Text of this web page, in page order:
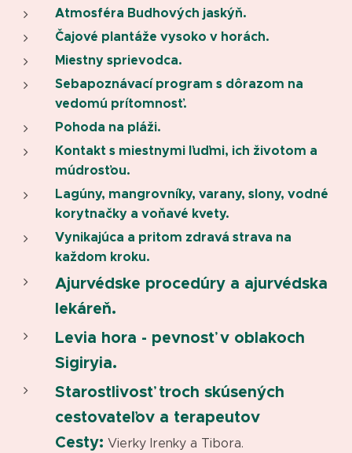
Atmosféra Budhových jaskýň.
Čajové plantáže vysoko v horách.
Miestny sprievodca.
Sebapoznávací program s dôrazom na
vedomú prítomnosť.
Pohoda na pláži.
Kontakt s miestnymi ľuďmi, ich životom a
múdrosťou.
Lagúny, mangrovníky, varany, slony, vodné
korytnačky a voňavé kvety.
Vynikajúca a pritom zdravá strava na
každom kroku.
Ajurvédske procedúry a ajurvédska
lekáreň.
Levia hora - pevnosť v oblakoch
Sigiryia.
Starostlivosť troch skúsených
cestovateľov a terapeutov
Cesty: Vierky Irenky a Tibora.